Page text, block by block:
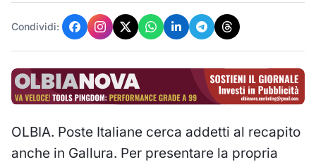
Condividi:
OLBIA. Poste Italiane cerca addetti al recapito
anche in Gallura. Per presentare la propria